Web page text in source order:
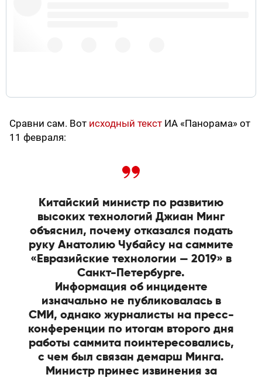
18 февраля
2019 г.
Сравни сам. Вот исходный текст ИА «Панорама» от
11 февраля:
Китайский министр по развитию
высоких технологий Джиан Минг
объяснил, почему отказался подать
руку Анатолию Чубайсу на саммите
«Евразийские технологии — 2019» в
Санкт-Петербурге.
Информация об инциденте
изначально не публиковалась в
СМИ, однако журналисты на пресс-
конференции по итогам второго дня
работы саммита поинтересовались,
с чем был связан демарш Минга.
Министр принес извинения за